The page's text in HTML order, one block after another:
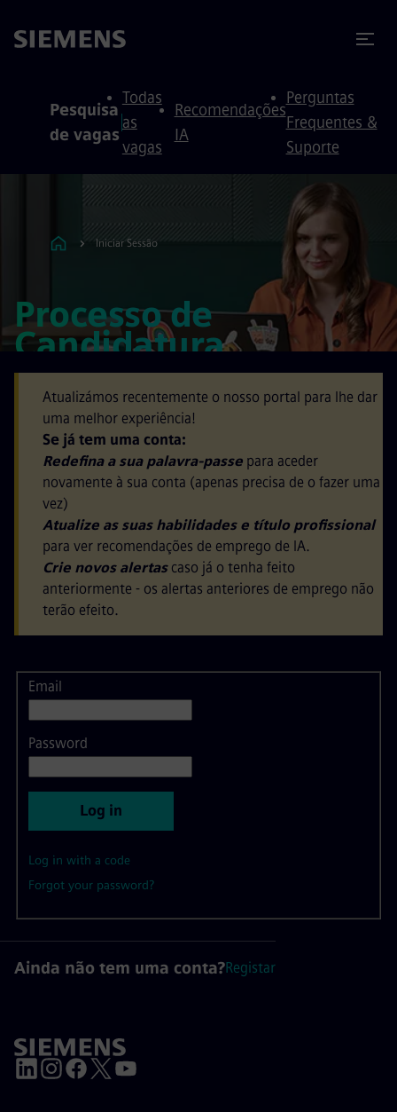
Pesquisa
de vagas
Todas
as
vagas
Recomendações
IA
Perguntas
Frequentes &
Suporte
Iniciar Sessão
Processo de
Candidatura
Atualizámos recentemente o nosso portal para lhe dar
uma melhor experiência!
Se já tem uma conta:
Redefina a sua palavra-passe para aceder
novamente à sua conta (apenas precisa de o fazer uma
vez)
Atualize as suas habilidades e título profissional
para ver recomendações de emprego de IA.
Crie novos alertascaso já o tenha feito
anteriormente - os alertas anteriores de emprego não
terão efeito.
Login
Email
Password
Log in
Log in with a code
Forgot your password?
Ainda não tem uma conta?Registar